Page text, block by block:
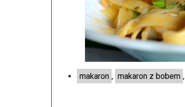
makaron , makaron z bobem ,